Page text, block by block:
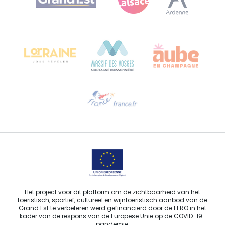
Bureau de Colmar (hoofdkantoor)
Stuur ons een e-mail
Het project voor dit platform om de zichtbaarheid van het
toeristisch, sportief, cultureel en wijntoeristisch aanbod van de
Grand Est te verbeteren werd gefinancierd door de EFRO in het
kader van de respons van de Europese Unie op de COVID-19-